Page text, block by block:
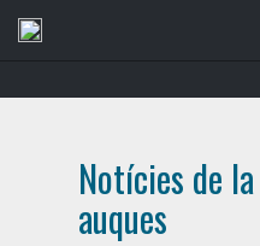
Notícies de
auques